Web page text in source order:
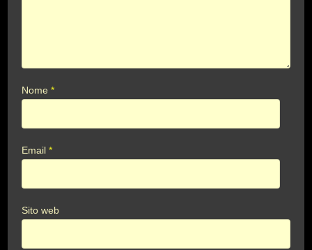
Nome*
Email*
Sito web